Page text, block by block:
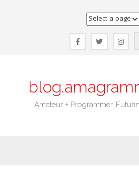
Amateur + Programmer,